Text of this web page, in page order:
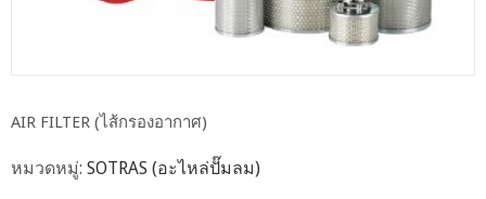
AIR FILTER (ไส้กรองอากาศ)
หมวดหมู่: SOTRAS (อะไหล่ปั๊มลม)